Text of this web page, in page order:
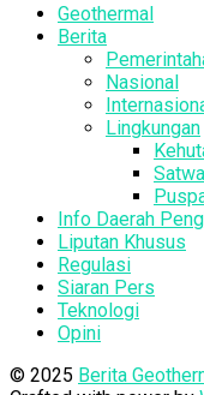
Geothermal
Berita
Nasional
Lingkungan
Satwa
Info Daerah
Liputan Khusus
Regulasi
Siaran Pers
Teknologi
Opini
© 2025 Berita